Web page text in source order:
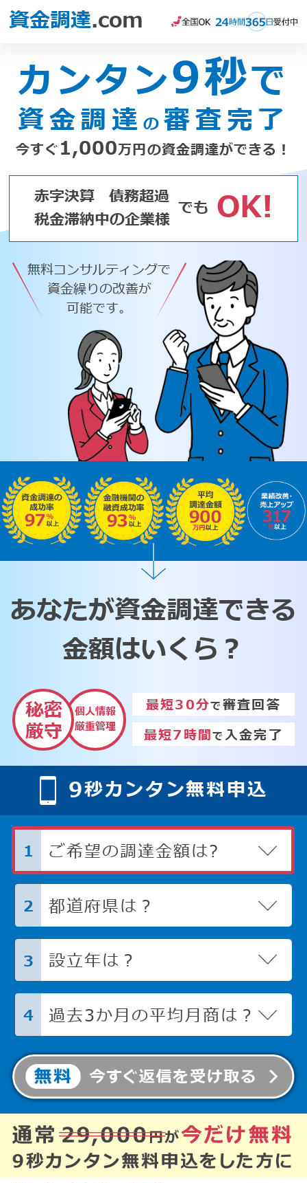
資金調達.com
カンタン9秒で
資金調達 の審査完了
今すぐ1,000万円の資金調達ができる！
赤字決算
債務超過
税金滞納中の企業様 でも OK!
無料コンサルティングで
資金繰りの改善が
可能です。
あなたが資金調達できる
金額はいくら？
秘密
厳守
個人情報
厳重管理
最短30分で審査回答
最短7時間で入金完了
9秒カンタン無料申込
1 ご希望の調達金額は?
2 都道府県は？
3 設立年は？
4 過去3か月の平均月商は？